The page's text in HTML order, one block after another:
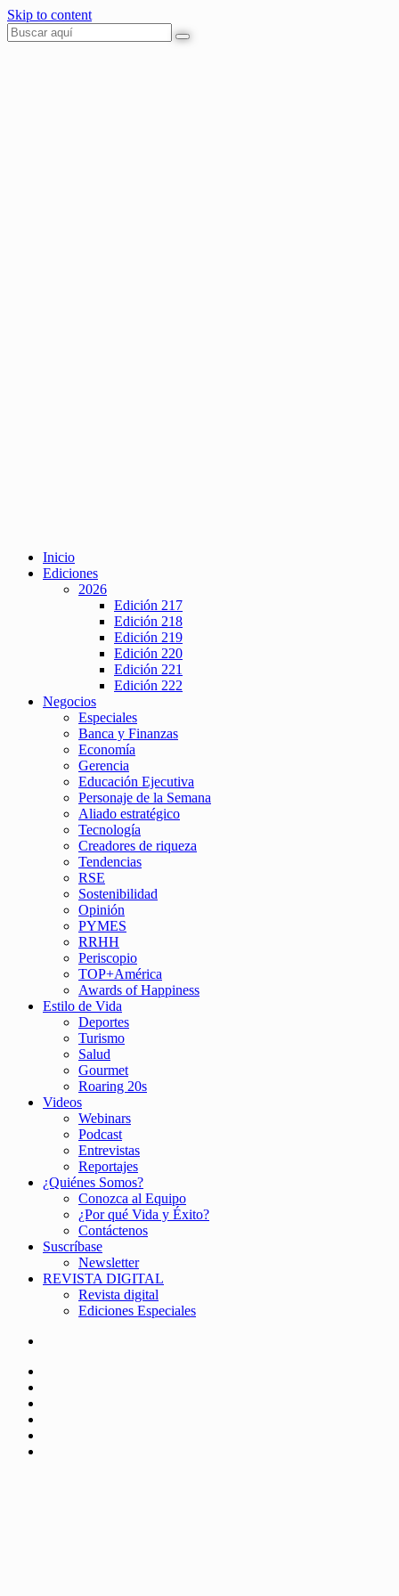
Skip to content
Inicio
Ediciones
2026
Edición 217
Edición 218
Edición 219
Edición 220
Edición 221
Edición 222
Negocios
Especiales
Banca y Finanzas
Economía
Gerencia
Educación Ejecutiva
Personaje de la Semana
Aliado estratégico
Tecnología
Creadores de riqueza
Tendencias
RSE
Sostenibilidad
Opinión
PYMES
RRHH
Periscopio
TOP+América
Awards of Happiness
Estilo de Vida
Deportes
Turismo
Salud
Gourmet
Roaring 20s
Videos
Webinars
Podcast
Entrevistas
Reportajes
¿Quiénes Somos?
Conozca al Equipo
¿Por qué Vida y Éxito?
Contáctenos
Suscríbase
Newsletter
REVISTA DIGITAL
Revista digital
Ediciones Especiales